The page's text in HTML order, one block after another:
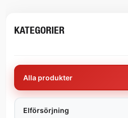
KATEGORIER
Alla produkter
Elförsörjning